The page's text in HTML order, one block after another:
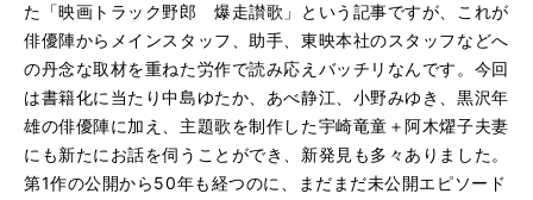
た「映画トラック野郎 爆走讃歌」という記事ですが、これが
俳優陣からメインスタッフ、 助手、 東映本社のスタッフなどへ
の丹念な取材を重ねた労作で読み応えバッチリなんです。今回
は書籍化に当たり中島ゆたか、あべ静江、 小野みゆき、黒沢年
雄の俳優陣に加え、 主題歌を制作した宇崎竜童＋阿木燿子夫妻
にも新たにお話を伺うことができ、 新発見も多々ありました。
第1作の公開から50年も経つのに、
まだまだ未公開エピソード